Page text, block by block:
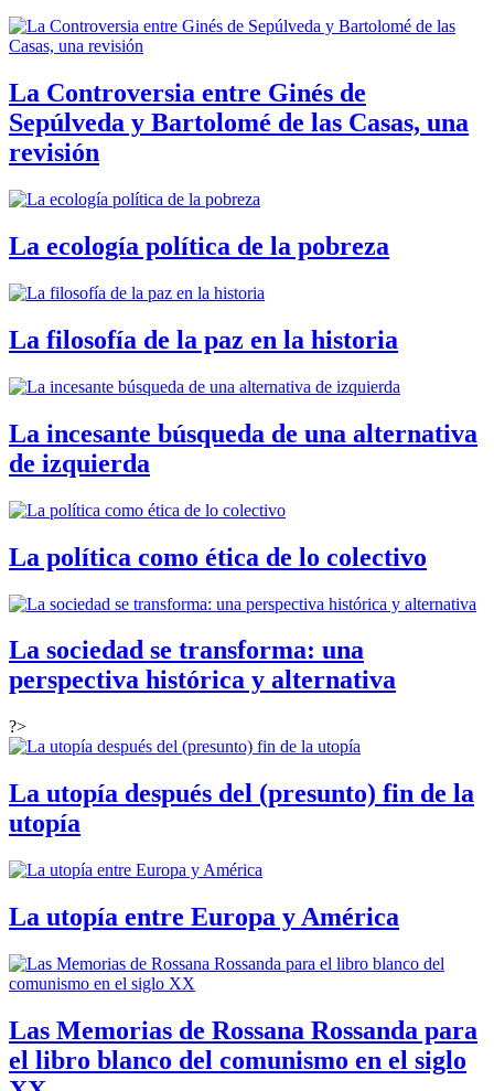
La Controversia entre Ginés de
Sepúlveda y Bartolomé de las Casas, una
revisión
La ecología política de la pobreza
La filosofía de la paz en la historia
La incesante búsqueda de una alternativa
de izquierda
La política como ética de lo colectivo
La sociedad se transforma: una
perspectiva histórica y alternativa
?>
La utopía después del (presunto) fin de la
utopía
La utopía entre Europa y América
Las Memorias de Rossana Rossanda para
el libro blanco del comunismo en el siglo